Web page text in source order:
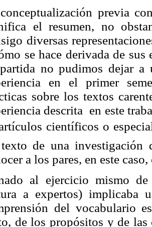
previa
el resumen, no
diversas
se hace derivada de
no pudimos dejar a
en el primer
sobre los textos
descrita en este
científicos o
de una investigación
a los pares, en este
al ejercicio mismo de
a expertos) implicaba
del vocabulario
de los propósitos y de